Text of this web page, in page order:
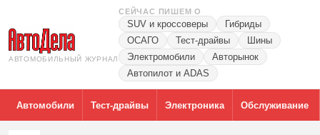
АВТОМОБИЛЬНЫЙ ЖУРНАЛ
СЕЙЧАС ПИШЕМ О
SUV и кроссоверы
Гибриды
ОСАГО
Тест-драйвы
Шины
Электромобили
Авторынок
Автопилот и ADAS
Автомобили Тест-драйвы Электроника Обслуживание